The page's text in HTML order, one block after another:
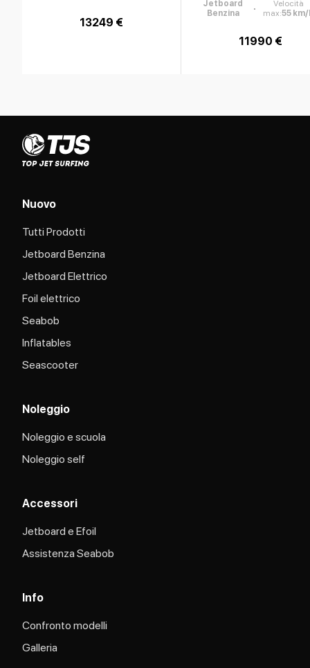
13249 €
Jetboard
Benzina
Velocità
max:55
11990 €
Nuovo
Tutti Prodotti
Jetboard Benzina
Jetboard Elettrico
Foil elettrico
Seabob
Inflatables
Seascooter
Noleggio
Noleggio e scuola
Noleggio self
Accessori
Jetboard e Efoil
Assistenza Seabob​
Info
Confronto modelli
Galleria